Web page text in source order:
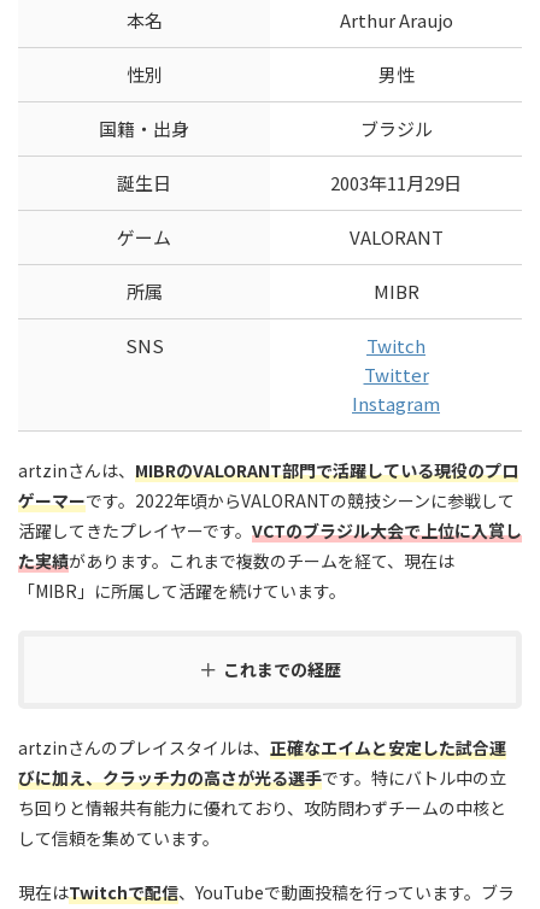
本名 Arthur Araujo
性別 男性
国籍・出身 ブラジル
誕生日 2003年11月29日
ゲーム VALORANT
所属 MIBR
SNS
Twitch
Twitter
Instagram
artzinさんは、 MIBRのVALORANT部門で活躍している現役のプロ
ゲーマーです。2022年頃からVALORANTの競技シーンに参戦して
活躍してきたプレイヤーです。 VCTのブラジル大会で上位に入賞し
た実績があります。これまで複数のチームを経て、現在は
「MIBR」に所属して活躍を続けています。
これまでの経歴
artzinさんのプレイスタイルは、 正確なエイムと安定した試合運
びに加え、クラッチ力の高さが光る選手です。特にバトル中の立
ち回りと情報共有能力に優れており、攻防問わずチームの中核と
して信頼を集めています。
現在はTwitchで配信、YouTubeで動画投稿を行っています。ブラ